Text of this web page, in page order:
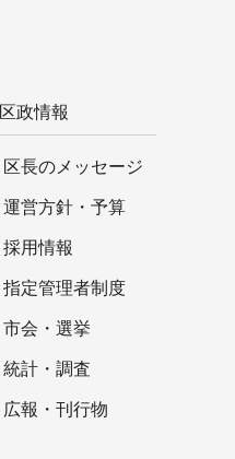
区政情報
区長のメッセージ
運営方針・予算
採用情報
指定管理者制度
市会・選挙
統計・調査
広報・刊行物